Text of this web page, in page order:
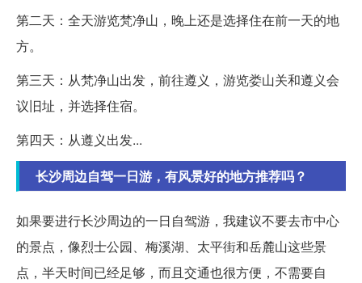
第二天：全天游览梵净山，晚上还是选择住在前一天的地
方。
第三天：从梵净山出发，前往遵义，游览娄山关和遵义会
议旧址，并选择住宿。
第四天：从遵义出发...
长沙周边自驾一日游，有风景好的地方推荐吗？
如果要进行长沙周边的一日自驾游，我建议不要去市中心
的景点，像烈士公园、梅溪湖、太平街和岳麓山这些景
点，半天时间已经足够，而且交通也很方便，不需要自